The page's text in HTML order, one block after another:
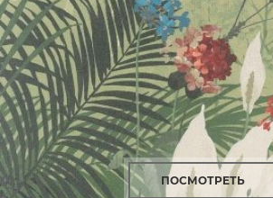
ПОСМОТРЕТЬ